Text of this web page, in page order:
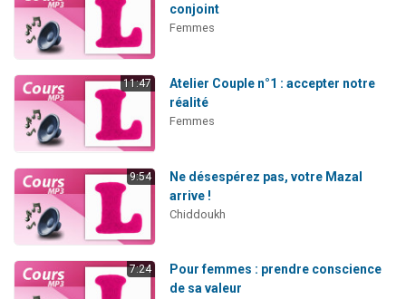
conjoint
Femmes
11:47
Atelier Couple n°1 : accepter notre
réalité
Femmes
9:54
Ne désespérez pas, votre Mazal
arrive !
Chiddoukh
7:24
Pour femmes : prendre conscience
de sa valeur